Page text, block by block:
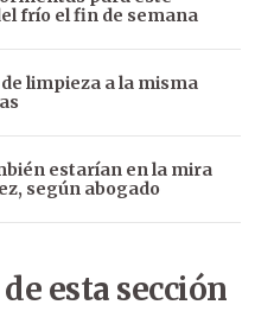
frío el fin de semana
limpieza a la misma
estarían en la mira
según abogado
esta sección